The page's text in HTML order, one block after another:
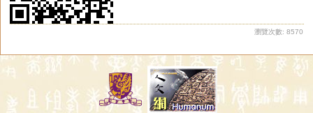
瀏覽次數: 8570